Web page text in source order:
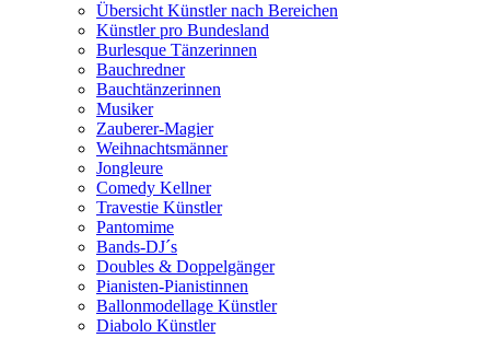
Übersicht Künstler nach Bereichen
Künstler pro Bundesland
Burlesque Tänzerinnen
Bauchredner
Bauchtänzerinnen
Musiker
Zauberer-Magier
Weihnachtsmänner
Jongleure
Comedy Kellner
Travestie Künstler
Pantomime
Bands-DJ´s
Doubles & Doppelgänger
Pianisten-Pianistinnen
Ballonmodellage Künstler
Diabolo Künstler